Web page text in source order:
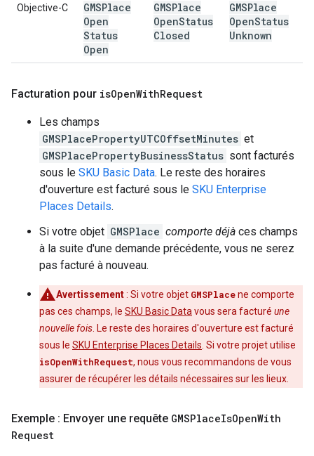
Objective-C
GMSPlace
Open
Status
Open
GMSPlace
OpenStatus
Closed
GMSPlace
OpenStatus
Unknown
Facturation pour isOpenWithRequest
Les champs
GMSPlacePropertyUTCOffsetMinutes et
GMSPlacePropertyBusinessStatus sont facturés
sous le SKU Basic Data. Le reste des horaires
d'ouverture est facturé sous le SKU Enterprise
Places Details.
Si votre objet GMSPlace comporte déjà ces champs
à la suite d'une demande précédente, vous ne serez
pas facturé à nouveau.
Avertissement: Si votre objet GMSPlacene comporte
pas ces champs, le SKU Basic Data vous sera facturé une
nouvelle fois . Le reste des horaires d'ouverture est facturé
sous le SKU Enterprise Places Details . Si votre projet utilise
isOpenWithRequest, nous vous recommandons de vous
assurer de récupérer les détails nécessaires sur les lieux.
Exemple : Envoyer une requête GMSPlaceIsOpenWith
Request